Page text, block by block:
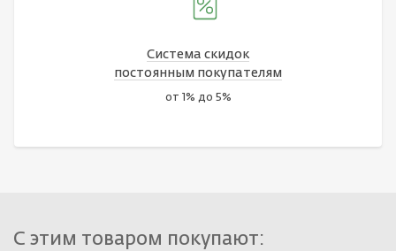
Система скидок
постоянным покупателям
от 1% до 5%
С этим товаром покупают: